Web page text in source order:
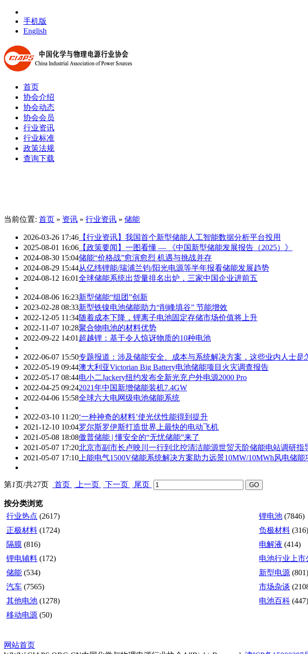
手机版
English
首页
协会介绍
协会动态
协会会员
行业资讯
行业标准
政策法规
查询下载
当前位置: 首页 » 资讯 » 行业资讯 » 储能
2026-03-26 17:46 【行业资讯】我国首个新型储能人工智能数据分析平台投用
2025-08-01 16:06 【政策要闻】一图看懂 — 《中国新型储能发展报告（2025）》
2024-08-30 15:04储能“价格战”愈演愈烈 机遇与挑战并存
2024-08-29 15:44从亿纬锂能/瑞浦兰钧/阳光电源等半年报看储能发展趋势
2024-08-12 16:01全球储能系统出货量排名出炉，三家中国企业进前五
2024-08-06 16:23新型储能“组团”创新
2023-02-28 08:33新型铁镍电池储能助力“削峰填谷” 节能增效
2022-12-05 11:34随着成本下降，锂离子电池固定存储市场价值将上升
2022-11-07 10:28聚合物电池的材料优势
2022-09-22 14:01 超越锂：基于令人惊讶物质的10种电池
2022-06-07 15:50专题报道：涉及储能安全、成本与系统解决方案，这些业内人士是
2022-05-19 09:44澳大利亚Victorian Big Battery电池储能项目火灾调查报告
2022-05-17 08:44电小二Jackery纽约发布全新光充户外电源2000 Pro
2022-04-25 09:242021年中国新增储能装机7.4GW
2022-04-06 15:58全球六大电网级电池储能系统
2022-03-10 11:20‘一种神奇的材料’使光伏性能得到提升
2021-12-10 10:04罗尔斯罗伊斯打造世界上最快的电动飞机
2021-05-08 18:08傲普储能 | 懂安全的“无忧储能”来了
2021-05-07 17:20北京市副市长卢映川一行到北控清洁能源世贸天阶储能电站调研指
2021-05-07 17:10 上能电气1500V储能系统解决方案助力远景10MW/10MWh风电储能
第1页/共27页 首页 上一页 下一页 尾页
按分类浏览
行业热点 (2617) 锂电池 (7846)
正极材料 (1724) 负极材料 (316)
隔膜 (816) 电解液 (414)
锂电辅料 (172) 电池行业上市
储能 (534) 新型电源 (801)
汽车 (7565) 市场杂谈
其他电池 (1278) 电池百科 (447)
移动电源 (50)
网站首页